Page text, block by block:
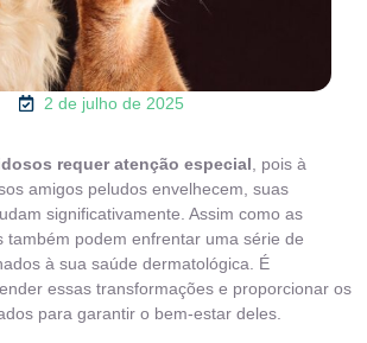
2 de julho de 2025
requer atenção especial , pois à
amigos peludos envelhecem, suas
significativamente. Assim como as
também podem enfrentar uma série de
à sua saúde dermatológica. É
essas transformações e proporcionar os
para garantir o bem-estar deles.